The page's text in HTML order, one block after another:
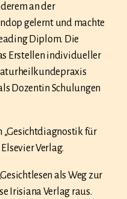
an der
gelernt und machte
Diplom. Die
Erstellen individueller
Dozentin Schulungen
„Gesichtdiagnostik für
Verlag.
als Weg zur
Irisiana Verlag raus.